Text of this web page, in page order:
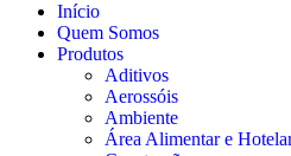
Início
Quem Somos
Produtos
Aditivos
Aerossóis
Ambiente
Área Alimentar e